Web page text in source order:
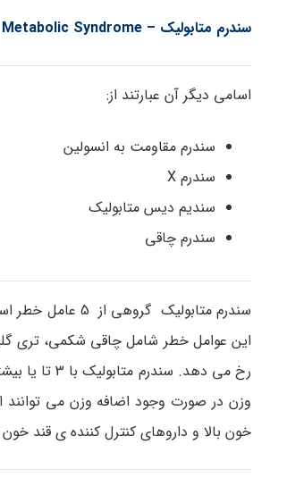
سندرم متابولیک – Metabolic Syndrome
اسامی دیگر آن عبارتند از:
سندرم مقاومت به انسولین
سندرم X
سندیم دیس متابولیک
سندرم چاقی
سندرم
رخ می دهد.
وزن در صورت وجود اضافه وزن می توانند
خون بالا و داروهای کنترل کننده ی قند